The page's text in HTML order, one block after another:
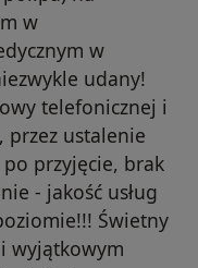
w
w
udany!
telefonicznej i
ustalenie
przyjęcie, brak
- jakość usług
Świetny
wyjątkowym